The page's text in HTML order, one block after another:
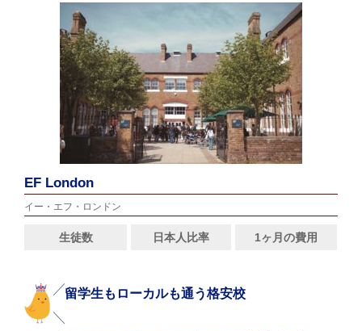
EF London
イー・エフ・ロンドン
生徒数 日本人比率 1ヶ月の費用
留学生もローカルも通う格安校